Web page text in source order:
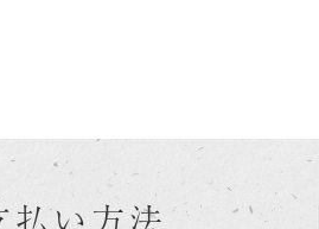
払い方法